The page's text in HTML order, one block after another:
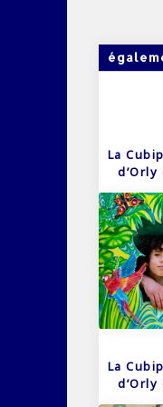
La
La